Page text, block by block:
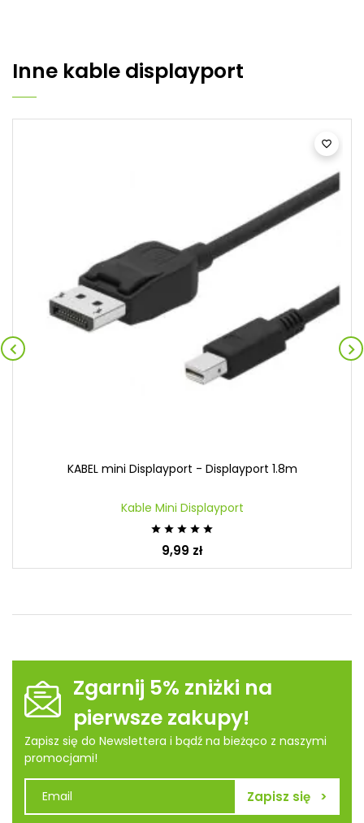
Inne kable displayport


KABEL mini Displayport - Displayport 1.8m
Kable Mini Displayport
    
9,99 zł

Zgarnij 5% zniżki na
pierwsze zakupy!
Zapisz się do Newslettera i bądź na bieżąco z naszymi
promocjami!